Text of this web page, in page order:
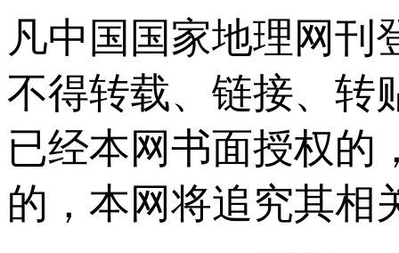
凡中国国家地理网刊
不得转载、链接、转
已经本网书面授权的
的，本网将追究其相